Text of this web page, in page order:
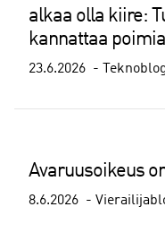
alkaa olla kiire:
kannattaa
23.6.2026
Avaruusoikeus
8.6.2026